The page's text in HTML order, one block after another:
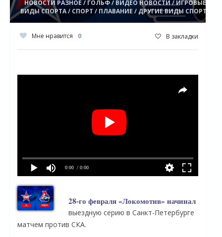
НОВОСТИ РАЗНОЕ / ГОЛЬФ / ВИДЕО НОВОСТИ / ИГРОВЫЕ
ВИДЫ СПОРТА / СПОРТ / ПЛАВАНИЕ / ДРУГИЕ ВИДЫ СПОРТА
Мне нравится 0 В закладки
0:00 / 0:00
28-го февраля «Локомотив» начинал
выездную серию в Санкт-Петербурге
матчем против СКА.